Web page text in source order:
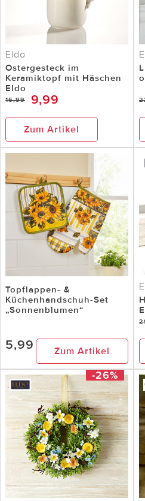
Eldo
Ostergesteck im
Keramiktopf mit Häschen
Eldo
16,99 9,99
Zum Artikel
Topflappen- &
Küchenhandschuh-Set
„Sonnenblumen“
5,99 Zum Artikel
-26%